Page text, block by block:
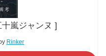
嵐ジャンヌ ]
Rinker